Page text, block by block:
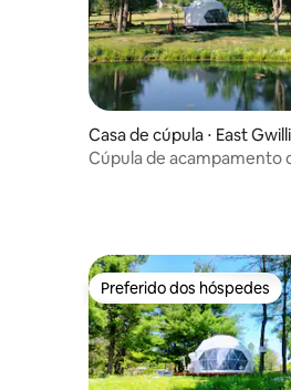
Casa de cúpula ⋅ East
bury
Cúpula de acampamento
Preferido dos hóspedes
Preferido dos hóspedes